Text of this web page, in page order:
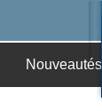
Nouveautés